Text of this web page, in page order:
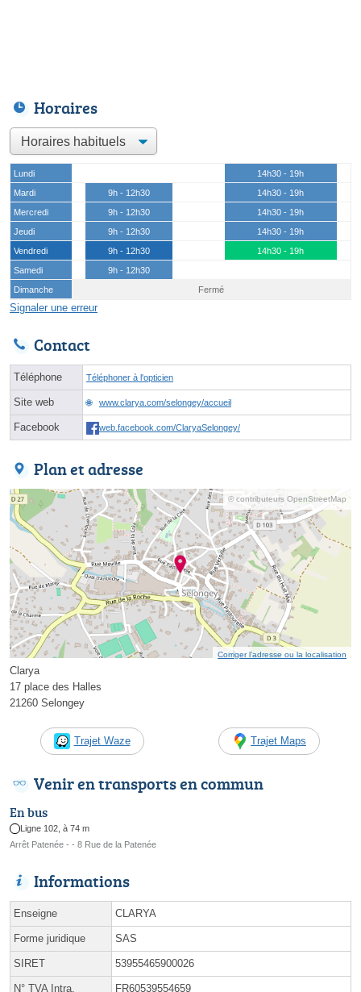
Horaires
Lundi
14h30 - 19h
Mardi
9h - 12h30
14h30 - 19h
Mercredi
9h - 12h30
14h30 - 19h
Jeudi
9h - 12h30
14h30 - 19h
Vendredi
9h - 12h30
14h30 - 19h
Samedi
9h - 12h30
Dimanche
Fermé
Signaler une erreur
Contact
Téléphone Téléphoner à l'opticien
Site web www.clarya.com/selongey/accueil
Facebook web.facebook.com/ClaryaSelongey/
Plan et adresse
© contributeurs OpenStreetMap
Corriger l’adresse ou la localisation
Clarya
17 place des Halles
21260 Selongey
Trajet Waze Trajet Maps
Venir en transports en commun
En bus
Ligne 102, à 74 m
Arrêt Patenée - - 8 Rue de la Patenée
Informations
Enseigne CLARYA
Forme juridique SAS
SIRET 53955465900026
N° TVA Intra. FR60539554659